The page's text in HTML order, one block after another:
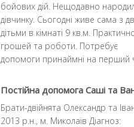
бойових дій. Нещодавно
дівчинку. Сьогодні живе сама з
дітьми в кімнаті 9 кв.м.
грошей та роботи. Потребує
допомоги принаймні на перший
Постійна допомога Саші та
Брати-двійнята Олександр та
2013 р.н., м. Миколаїв Діагноз: